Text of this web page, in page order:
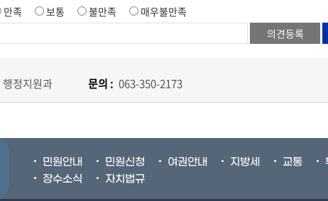
만족 보통 불만족 매우불만족
행정지원과 문의 : 063-350-2173
민원안내 민원신청 여권안내 지방세 교통
장수소식
자치법규